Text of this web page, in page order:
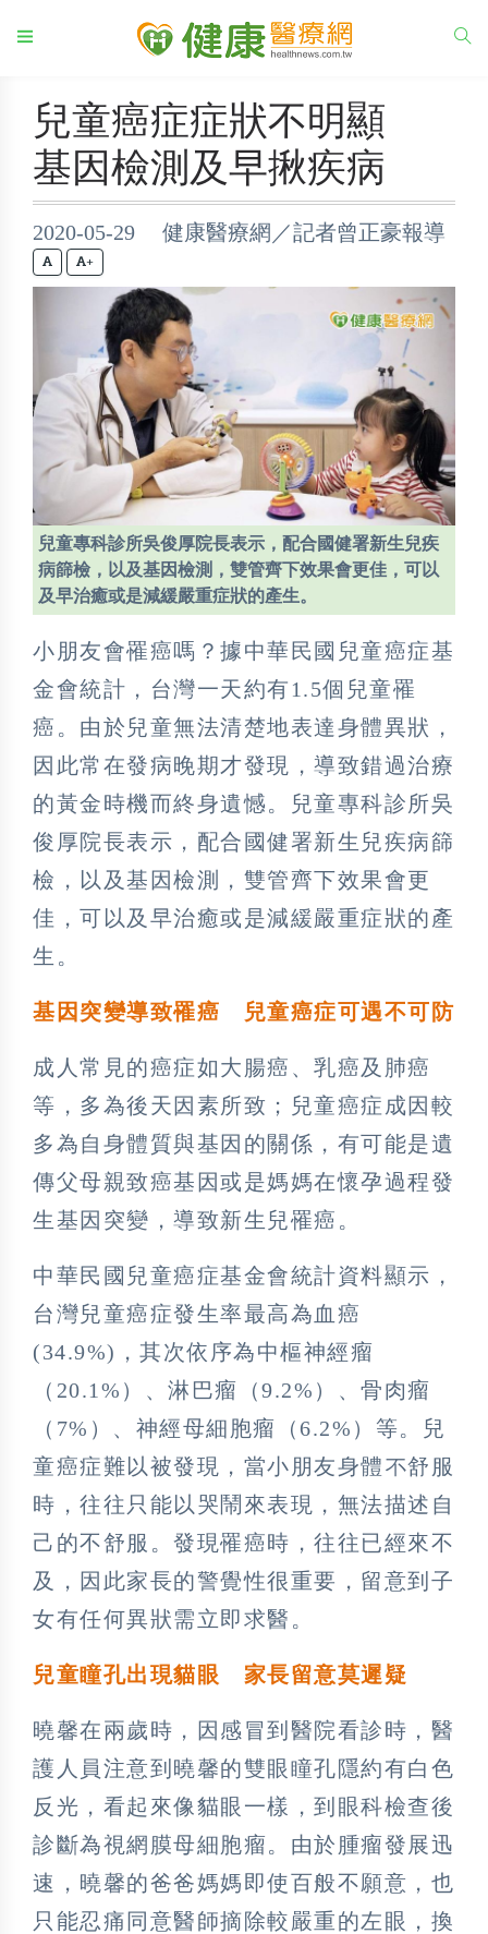
兒童癌症症狀不明顯
基因檢測及早揪疾病
2020-05-29 健康醫療網／記者曾正豪報導
+
兒童專科診所吳俊厚院長表示，配合國健署新生兒疾
病篩檢，以及基因檢測，雙管齊下效果會更佳，可以
及早治癒或是減緩嚴重症狀的產生。
小朋友會罹癌嗎？據中華民國兒童癌症基
金會統計，台灣一天約有1.5個兒童罹
癌。由於兒童無法清楚地表達身體異狀，
因此常在發病晚期才發現，導致錯過治療
的黃金時機而終身遺憾。兒童專科診所吳
俊厚院長表示，配合國健署新生兒疾病篩
檢，以及基因檢測，雙管齊下效果會更
佳，可以及早治癒或是減緩嚴重症狀的產
生。
基因突變導致罹癌 兒童癌症可遇不可防
成人常見的癌症如大腸癌、乳癌及肺癌
等，多為後天因素所致；兒童癌症成因較
多為自身體質與基因的關係，有可能是遺
傳父母親致癌基因或是媽媽在懷孕過程發
生基因突變，導致新生兒罹癌。
中華民國兒童癌症基金會統計資料顯示，
台灣兒童癌症發生率最高為血癌
(34.9%)，其次依序為中樞神經瘤
（20.1%）、淋巴瘤（9.2%）、骨肉瘤
（7%）、神經母細胞瘤（6.2%）等。兒
童癌症難以被發現，當小朋友身體不舒服
時，往往只能以哭鬧來表現，無法描述自
己的不舒服。發現罹癌時，往往已經來不
及，因此家長的警覺性很重要，留意到子
女有任何異狀需立即求醫。
兒童瞳孔出現貓眼 家長留意莫遲疑
曉馨在兩歲時，因感冒到醫院看診時，醫
護人員注意到曉馨的雙眼瞳孔隱約有白色
反光，看起來像貓眼一樣，到眼科檢查後
診斷為視網膜母細胞瘤。由於腫瘤發展迅
速，曉馨的爸爸媽媽即使百般不願意，也
只能忍痛同意醫師摘除較嚴重的左眼，換